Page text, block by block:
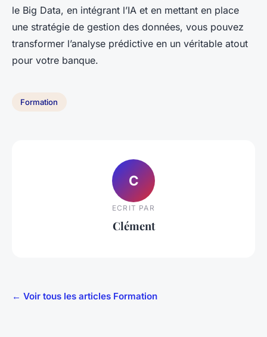
le Big Data, en intégrant l’IA et en mettant en place
une stratégie de gestion des données, vous pouvez
transformer l’analyse prédictive en un véritable atout
pour votre banque.
Formation
C
ECRIT PAR
Clément
← Voir tous les articles Formation